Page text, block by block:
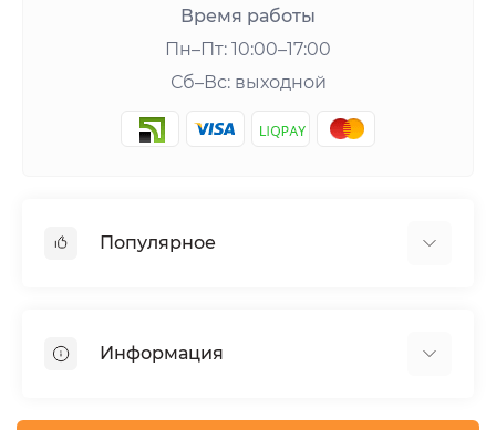
Время работы
Пн–Пт: 10:00–17:00
Сб–Вс: выходной
Популярное
Гейнеры
Информация